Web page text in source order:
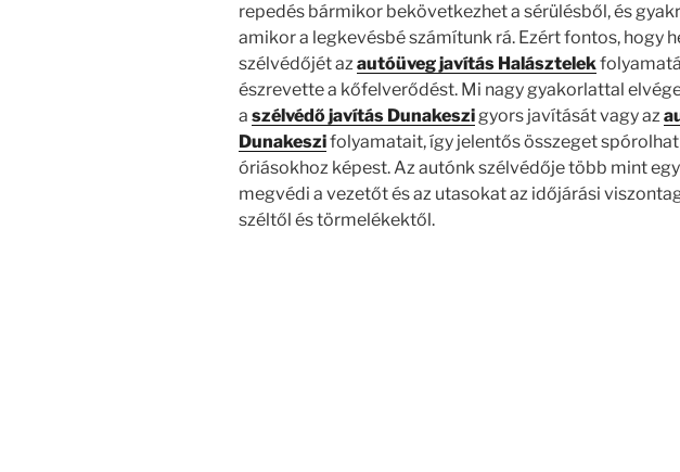
repedés bármikor bekövetkezhet a sérülésből, és
amikor a legkevésbé számítunk rá. Ezért fontos, hogy
szélvédőjét azautóüveg javítás Halásztelek
észrevette a kőfelverődést. Mi nagy gyakorlattal
a szélvédő javítás Dunakeszigyors javítását vagy az
Dunakeszifolyamatait, így jelentős összeget spórolhat
óriásokhoz képest. Az autónk szélvédője több mint
megvédi a vezetőt és az utasokat az időjárási
széltől és törmelékektől.